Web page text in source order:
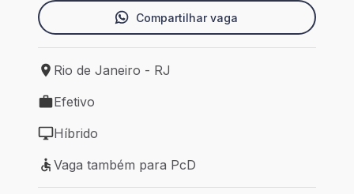
Compartilhar vaga
Local de trabalho: Rio de Janeiro - RJ
Rio de Janeiro - RJ
Tipo de vaga: Efetivo
Efetivo
Modelo de trabalho: Híbrido
Híbrido
Vaga também para PcD
Vaga também para PcD